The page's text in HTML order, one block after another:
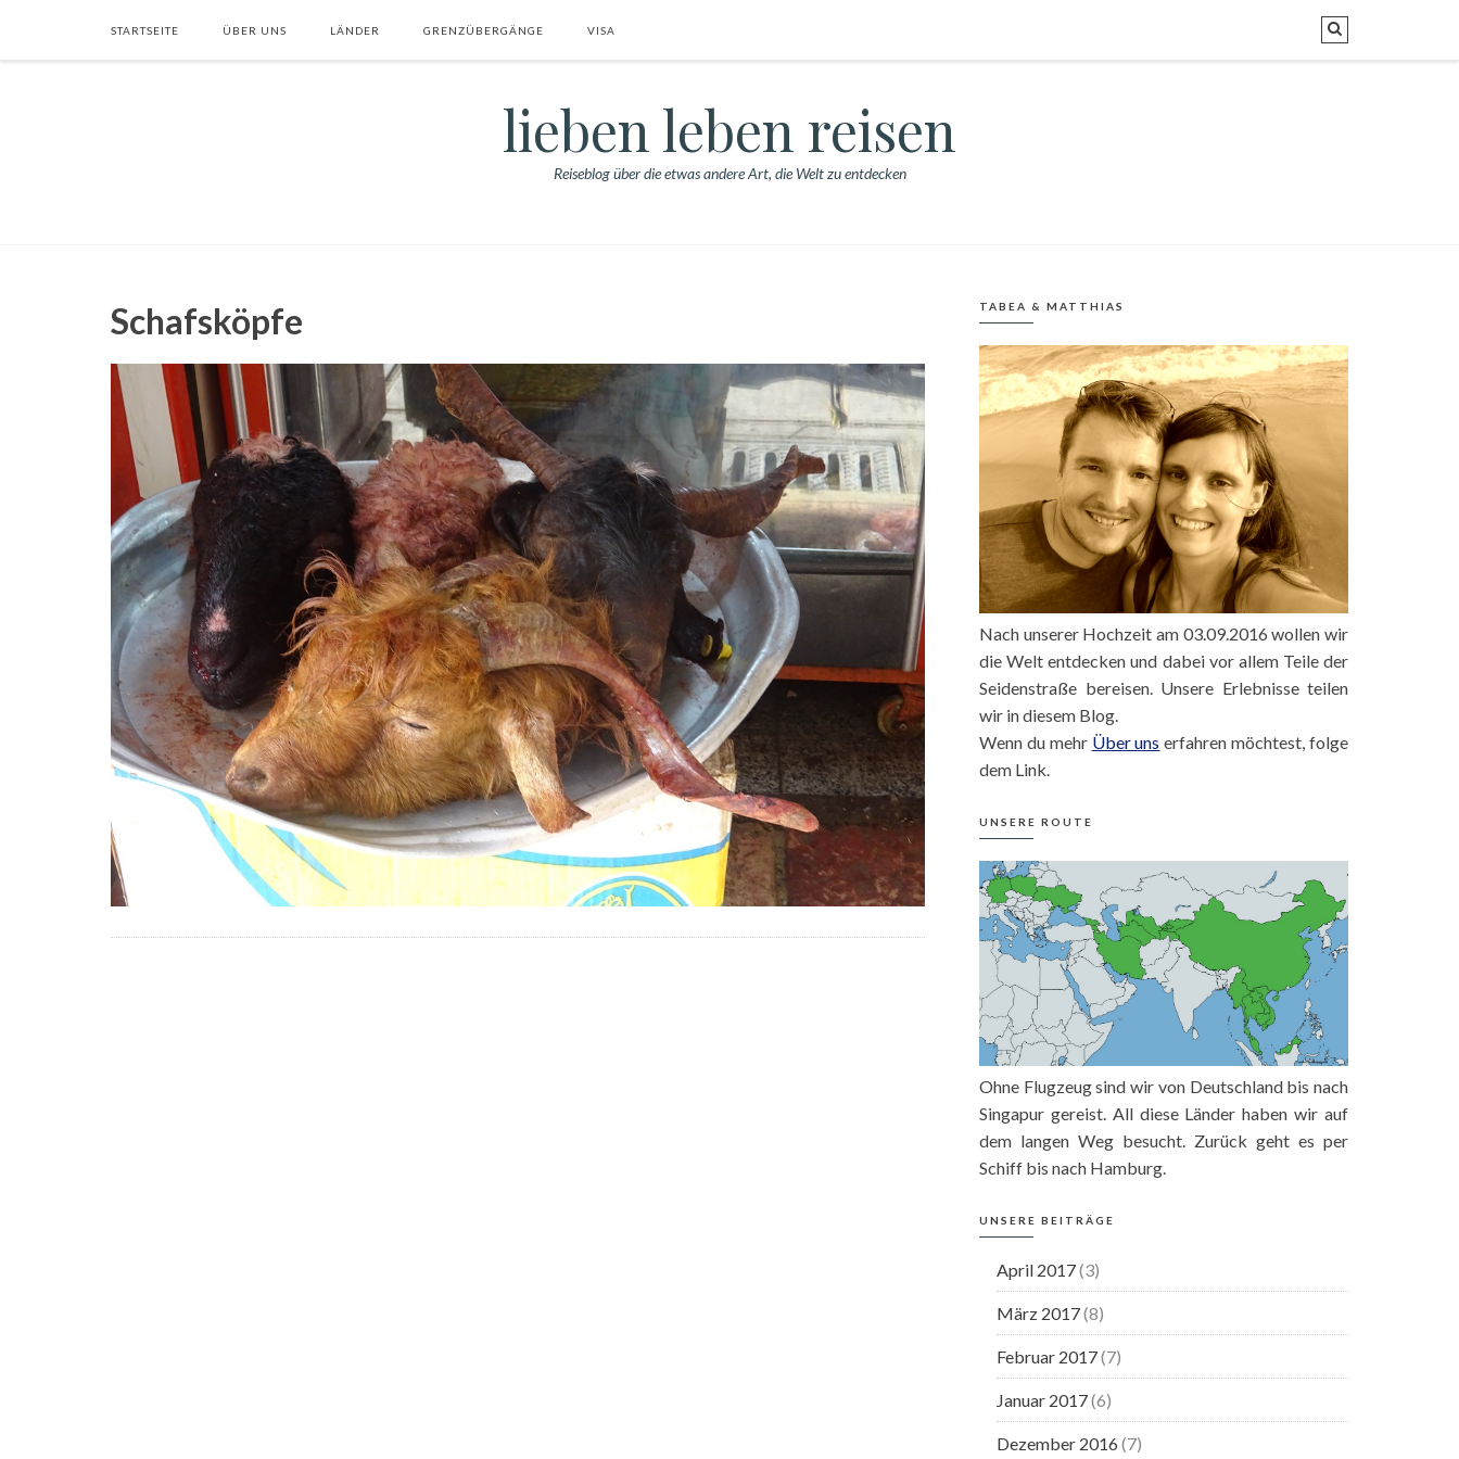
STARTSEITE ÜBER UNS LÄNDER GRENZÜBERGÄNGE VISA
lieben leben reisen
Reiseblog über die etwas andere Art, die Welt zu entdecken
Schafsköpfe TABEA & MATTHIAS
Nach unserer Hochzeit am 03.09.2016 wollen wir
die Welt entdecken und dabei vor allem Teile der
Seidenstraße bereisen. Unsere Erlebnisse teilen
wir in diesem Blog.
Wenn du mehr Über uns erfahren möchtest, folge
dem Link.
UNSERE ROUTE
Ohne Flugzeug sind wir von Deutschland bis nach
Singapur gereist. All diese Länder haben wir auf
dem langen Weg besucht. Zurück geht es per
Schiff bis nach Hamburg.
UNSERE BEITRÄGE
April 2017(3)
März 2017(8)
Februar 2017(7)
Januar 2017(6)
Dezember 2016 (7)